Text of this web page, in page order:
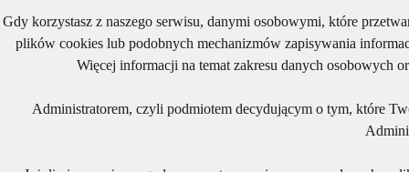
Gdy korzystasz z naszego serwisu, danymi osobowymi, które
plików cookies lub podobnych mechanizmów zapisywania
Więcej informacji na temat zakresu danych osobowych
Administratorem, czyli podmiotem decydującym o tym, które